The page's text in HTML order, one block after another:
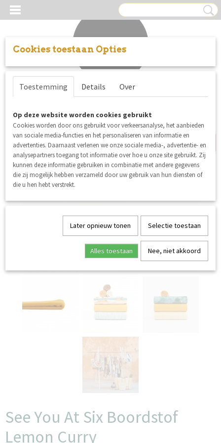
Inloggen Registreren
nieuw
See You At Six Boordstof
Lemon Curry
Cookies toestaan Opties
Toestemming Details Over
Op deze website worden cookies gebruikt
Cookies worden door ons gebruikt voor verkeersanalyse, het aanbieden
van sociale media-functies en het personaliseren van informatie en
advertenties. Daarnaast verlenen we onze sociale media-, advertentie- en
analysepartners toegang tot informatie over hoe u onze site gebruikt. Zij
kunnen deze informatie gebruiken in combinatie met andere gegevens
die zij mogelijk hebben verzameld door uw gebruik van hun diensten of
die u hen hebt verstrekt.
Later opnieuw tonen Selectie toestaan
Alles toestaan Nee, niet akkoord